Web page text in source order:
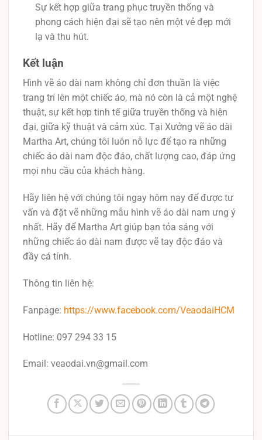
Sự kết hợp giữa trang phục truyền thống và
phong cách hiện đại sẽ tạo nên một vẻ đẹp mới
lạ và thu hút.
Kết luận
Hình vẽ áo dài nam không chỉ đơn thuần là việc
trang trí lên một chiếc áo, mà nó còn là cả một nghệ
thuật, sự kết hợp tinh tế giữa truyền thống và hiện
đại, giữa kỹ thuật và cảm xúc. Tại Xưởng vẽ áo dài
Martha Art, chúng tôi luôn nỗ lực để tạo ra những
chiếc áo dài nam độc đáo, chất lượng cao, đáp ứng
mọi nhu cầu của khách hàng.
Hãy liên hệ với chúng tôi ngay hôm nay để được tư
vấn và đặt vẽ những mẫu hình vẽ áo dài nam ưng ý
nhất. Hãy để Martha Art giúp bạn tỏa sáng với
những chiếc áo dài nam được vẽ tay độc đáo và
đầy cá tính.
Thông tin liên hệ:
Fanpage: https://www.facebook.com/VeaodaiHCM
Hotline: 097 294 33 15
Email: veaodai.vn@gmail.com